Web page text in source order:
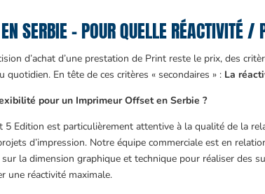
SERBIE – POUR QUELLE RÉACTIVITÉ /
d’achat d’une prestation de Print reste le prix, des
En tête de ces critères « secondaires » : La
pour un Imprimeur Offset en Serbie ?
5 Edition est particulièrement attentive à la qualité de
d’impression. Notre équipe commerciale est en
sur la dimension graphique et technique pour réaliser des
une réactivité maximale.